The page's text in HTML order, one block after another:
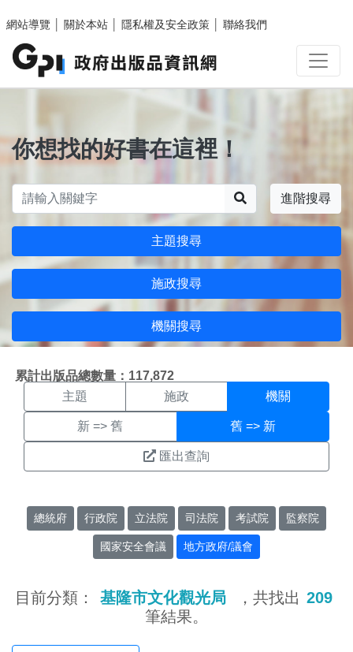
網站導覽
關於本站 隱私權及安全政策 聯絡我們
你想找的好書在這裡！
進階搜尋
主題搜尋
施政搜尋
機關搜尋
累計出版品總數量：117,872
機關搜尋結果頁面
主題 施政 機關
新 => 舊 舊 => 新
匯出查詢
總統府 行政院 立法院 司法院 考試院 監察院
國家安全會議 地方政府/議會
目前分類： 基隆市文化觀光局 ，共找出 209
筆結果。